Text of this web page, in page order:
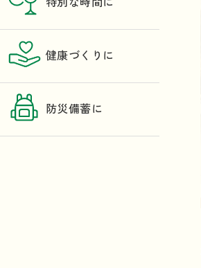
健康づくりに
防災備蓄に